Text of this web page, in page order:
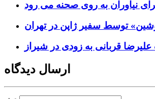
نیاوران به روی صحنه می رود
توسط سفیر ژاپن در تهران
قربانی به زودی در شیراز
ارسال دیدگاه